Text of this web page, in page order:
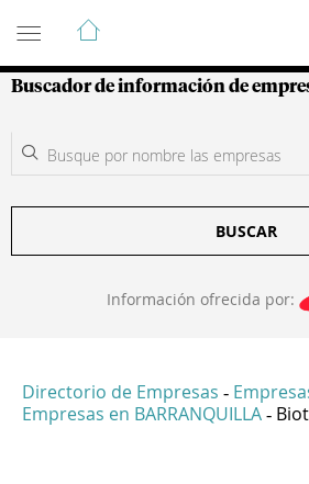
Guía de Empresas
Buscador de información de
BUSCAR
Información ofrecida por:
Directorio de Empresas -
Empresas en BARRANQUILLA -